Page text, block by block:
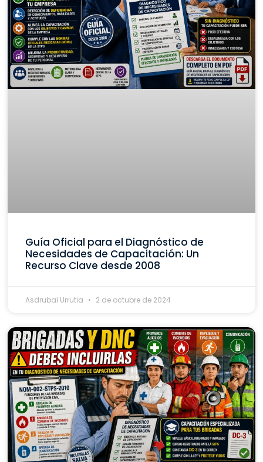
Guía Oficial para el Diagnóstico de
Necesidades de Capacitación: Un
Recurso Clave desde 2008
Asdrubal Urrutia 2 de octubre de 2024